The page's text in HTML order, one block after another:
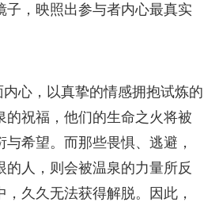
子，映照出参与者内心最真实
心，以真挚的情感拥抱试炼的
的祝福，他们的生命之火将被
希望。而那些畏惧、逃避，
的人，则会被温泉的力量所反
久久无法获得解脱。因此，